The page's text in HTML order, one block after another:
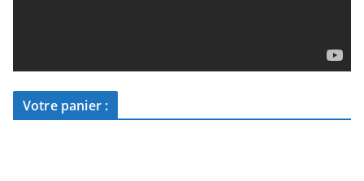
Votre panier :